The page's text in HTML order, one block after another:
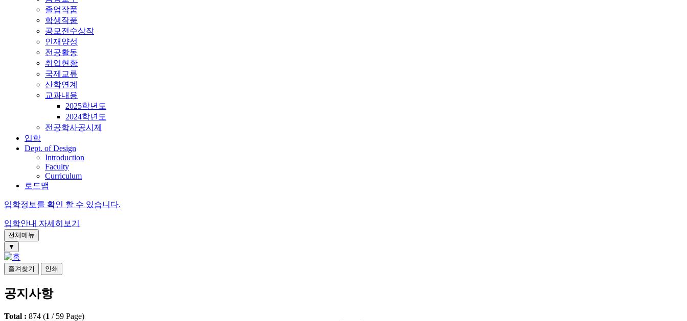
졸업작품
학생작품
공모전수상작
인재양성
전공활동
취업현황
국제교류
산학연계
교과내용
2025학년도
2024학년도
전공학사공시제
입학
Dept. of Design
Introduction
Faculty
Curriculum
로드맵
입학정보를 확인 할 수 있습니다.
입학안내 자세히보기
전체메뉴
▼
즐겨찾기 인쇄
공지사항
Total : 874 (1 / 59 Page)